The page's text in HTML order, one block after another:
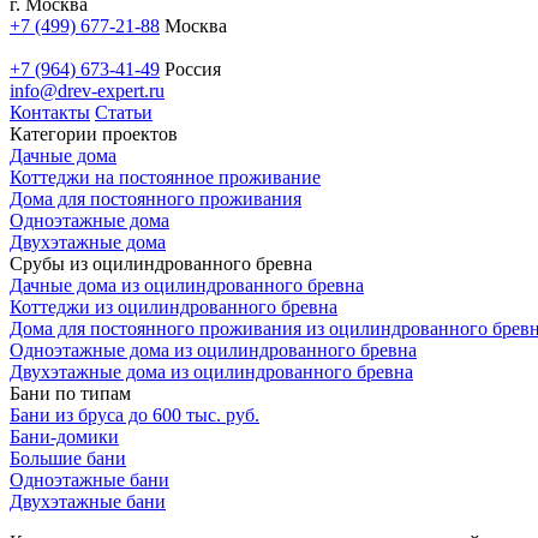
+7 (499) 677-21-88 Москва
+7 (964) 673-41-49 Россия
info@drev-expert.ru
Контакты Статьи
Категории проектов
Дачные дома
Коттеджи на постоянное проживание
Дома для постоянного проживания
Одноэтажные дома
Двухэтажные дома
Срубы из оцилиндрованного бревна
Дачные дома из оцилиндрованного бревна
Коттеджи из оцилиндрованного бревна
Дома для постоянного проживания из оцилиндрованного
Одноэтажные дома из оцилиндрованного бревна
Двухэтажные дома из оцилиндрованного бревна
Бани по типам
Бани из бруса до 600 тыс. руб.
Бани-домики
Большие бани
Одноэтажные бани
Двухэтажные бани